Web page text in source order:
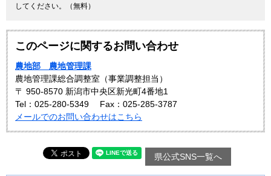
してください。（無料）
このページに関するお問い合わせ
農地部 農地管理課
農地管理課総合調整室（事業調整担当）
〒 950-8570 新潟市中央区新光町4番地1
Tel：025-280-5349
Fax：025-285-3787
メールでのお問い合わせはこちら
県公式SNS一覧へ